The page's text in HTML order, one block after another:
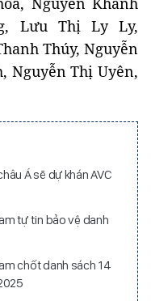
Lưu Thị Ly Ly,
Thúy, Nguyễn
Nguyễn Thị Uyên,
Á sẽ dự khán AVC
tự tin bảo vệ danh
chốt danh sách 14